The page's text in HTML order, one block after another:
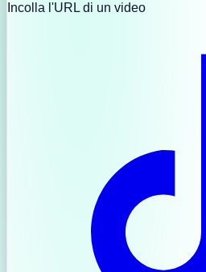
Incolla l'URL di un video